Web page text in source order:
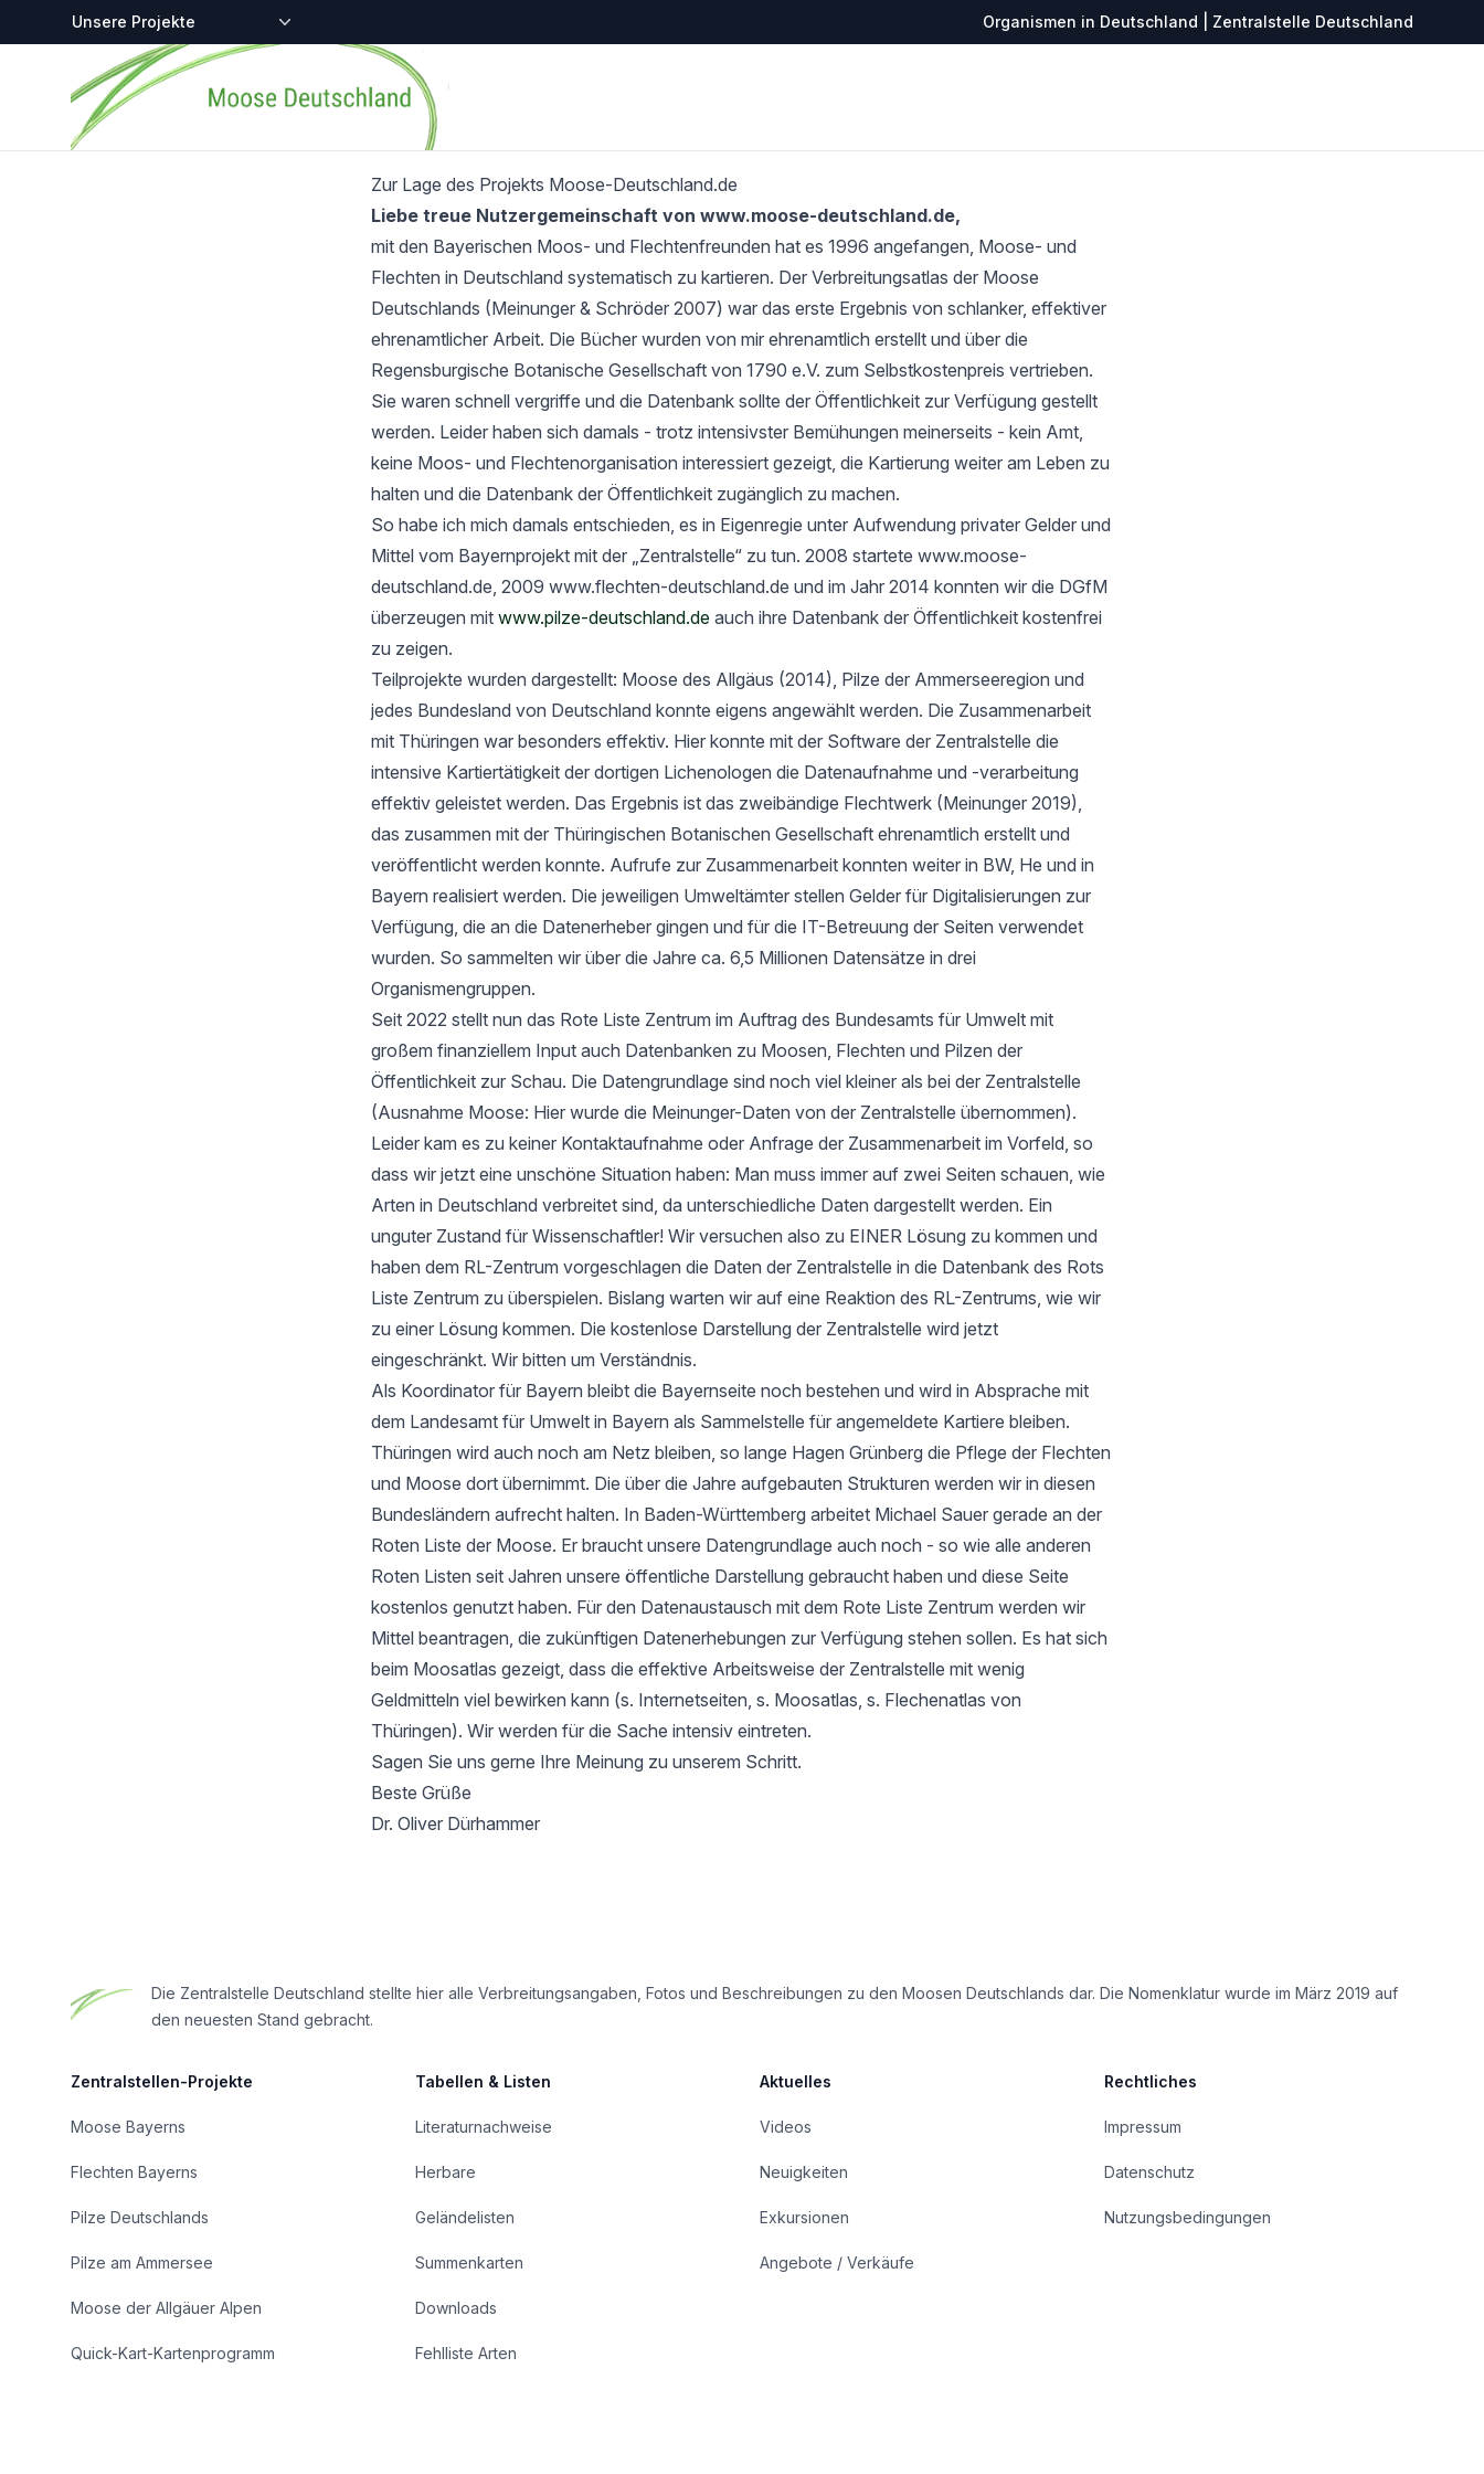
Zentralstellen-Projekte Organismen in Deutschland | Zentralstelle Deutschland
Startseite
Zur Lage des Projekts Moose-Deutschland.de
Liebe treue Nutzergemeinschaft von www.moose-deutschland.de,
mit den Bayerischen Moos- und Flechtenfreunden hat es 1996 angefangen, Moose- und
Flechten in Deutschland systematisch zu kartieren. Der Verbreitungsatlas der Moose
Deutschlands (Meinunger & Schröder 2007) war das erste Ergebnis von schlanker, effektiver
ehrenamtlicher Arbeit. Die Bücher wurden von mir ehrenamtlich erstellt und über die
Regensburgische Botanische Gesellschaft von 1790 e.V. zum Selbstkostenpreis vertrieben.
Sie waren schnell vergriffe und die Datenbank sollte der Öffentlichkeit zur Verfügung gestellt
werden. Leider haben sich damals - trotz intensivster Bemühungen meinerseits - kein Amt,
keine Moos- und Flechtenorganisation interessiert gezeigt, die Kartierung weiter am Leben zu
halten und die Datenbank der Öffentlichkeit zugänglich zu machen.
So habe ich mich damals entschieden, es in Eigenregie unter Aufwendung privater Gelder und
Mittel vom Bayernprojekt mit der „Zentralstelle“ zu tun. 2008 startete www.moose-
deutschland.de, 2009 www.flechten-deutschland.de und im Jahr 2014 konnten wir die DGfM
überzeugen mit www.pilze-deutschland.de auch ihre Datenbank der Öffentlichkeit kostenfrei
zu zeigen.
Teilprojekte wurden dargestellt: Moose des Allgäus (2014), Pilze der Ammerseeregion und
jedes Bundesland von Deutschland konnte eigens angewählt werden. Die Zusammenarbeit
mit Thüringen war besonders effektiv. Hier konnte mit der Software der Zentralstelle die
intensive Kartiertätigkeit der dortigen Lichenologen die Datenaufnahme und -verarbeitung
effektiv geleistet werden. Das Ergebnis ist das zweibändige Flechtwerk (Meinunger 2019),
das zusammen mit der Thüringischen Botanischen Gesellschaft ehrenamtlich erstellt und
veröffentlicht werden konnte. Aufrufe zur Zusammenarbeit konnten weiter in BW, He und in
Bayern realisiert werden. Die jeweiligen Umweltämter stellen Gelder für Digitalisierungen zur
Verfügung, die an die Datenerheber gingen und für die IT-Betreuung der Seiten verwendet
wurden. So sammelten wir über die Jahre ca. 6,5 Millionen Datensätze in drei
Organismengruppen.
Seit 2022 stellt nun das Rote Liste Zentrum im Auftrag des Bundesamts für Umwelt mit
großem finanziellem Input auch Datenbanken zu Moosen, Flechten und Pilzen der
Öffentlichkeit zur Schau. Die Datengrundlage sind noch viel kleiner als bei der Zentralstelle
(Ausnahme Moose: Hier wurde die Meinunger-Daten von der Zentralstelle übernommen).
Leider kam es zu keiner Kontaktaufnahme oder Anfrage der Zusammenarbeit im Vorfeld, so
dass wir jetzt eine unschöne Situation haben: Man muss immer auf zwei Seiten schauen, wie
Arten in Deutschland verbreitet sind, da unterschiedliche Daten dargestellt werden. Ein
unguter Zustand für Wissenschaftler! Wir versuchen also zu EINER Lösung zu kommen und
haben dem RL-Zentrum vorgeschlagen die Daten der Zentralstelle in die Datenbank des Rots
Liste Zentrum zu überspielen. Bislang warten wir auf eine Reaktion des RL-Zentrums, wie wir
zu einer Lösung kommen. Die kostenlose Darstellung der Zentralstelle wird jetzt
eingeschränkt. Wir bitten um Verständnis.
Als Koordinator für Bayern bleibt die Bayernseite noch bestehen und wird in Absprache mit
dem Landesamt für Umwelt in Bayern als Sammelstelle für angemeldete Kartiere bleiben.
Thüringen wird auch noch am Netz bleiben, so lange Hagen Grünberg die Pflege der Flechten
und Moose dort übernimmt. Die über die Jahre aufgebauten Strukturen werden wir in diesen
Bundesländern aufrecht halten. In Baden-Württemberg arbeitet Michael Sauer gerade an der
Roten Liste der Moose. Er braucht unsere Datengrundlage auch noch - so wie alle anderen
Roten Listen seit Jahren unsere öffentliche Darstellung gebraucht haben und diese Seite
kostenlos genutzt haben. Für den Datenaustausch mit dem Rote Liste Zentrum werden wir
Mittel beantragen, die zukünftigen Datenerhebungen zur Verfügung stehen sollen. Es hat sich
beim Moosatlas gezeigt, dass die effektive Arbeitsweise der Zentralstelle mit wenig
Geldmitteln viel bewirken kann (s. Internetseiten, s. Moosatlas, s. Flechenatlas von
Thüringen). Wir werden für die Sache intensiv eintreten.
Sagen Sie uns gerne Ihre Meinung zu unserem Schritt.
Beste Grüße
Dr. Oliver Dürhammer
Die Zentralstelle Deutschland stellte hier alle Verbreitungsangaben, Fotos und Beschreibungen zu den Moosen Deutschlands dar. Die Nomenklatur wurde im März 2019 auf
den neuesten Stand gebracht.
Zentralstellen-Projekte
Moose Bayerns
Flechten Bayerns
Pilze Deutschlands
Pilze am Ammersee
Moose der Allgäuer Alpen
Quick-Kart-Kartenprogramm
Tabellen & Listen
Literaturnachweise
Herbare
Geländelisten
Summenkarten
Downloads
Fehlliste Arten
Aktuelles
Videos
Neuigkeiten
Exkursionen
Angebote / Verkäufe
Rechtliches
Impressum
Datenschutz
Nutzungsbedingungen